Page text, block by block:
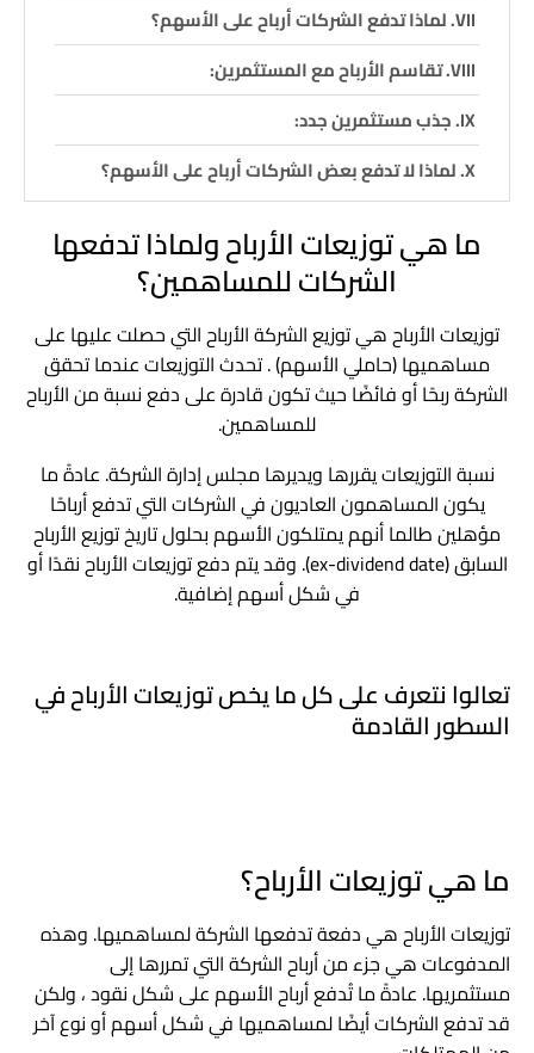
لماذا تدفع الشركات أرباح على الأسهم؟
تقاسم الأرباح مع المستثمرين:
جذب مستثمرين جدد:
لماذا لا تدفع بعض الشركات أرباح على الأسهم؟
تعيد استثمارها في الشركة. وفي النهاية ، يمكن أن تساعد
عمليات إعادة الاستثمار هذه الشركة على النمو ، وبالتالي زيادة
تعد نوزيعات الأرباح أقل شيوعًا بين الشركات الناشئة
والشركات النامية الأخرى التي يجب أن تعيد الاستثمار في
الشركة لتنمو. غالبًا ما تُعتبر هذه الأسهم ، المعروفة باسم
أسهم النمو ، بمثابة مقايضة جيدة للمستثمرين لأنهم يتوقعون
قد توقف الشركة مدفوعات الأرباح مؤقتًا – أو تلغيها
تمامًا – بسبب الضائقة المالية.
ما هي توزيعات الأرباح ولماذا تدفعها
الشركات للمساهمين؟
توزيعات الأرباح هي توزيع الشركة الأرباح التي حصلت عليها على
مساهميها (حاملي الأسهم) . تحدث التوزيعات عندما تحقق
الشركة ربحًا أو فائضًا حيث تكون قادرة على دفع نسبة من الأرباح
للمساهمين.
نسبة التوزيعات يقررها ويديرها مجلس إدارة الشركة. عادةً ما
يكون المساهمون العاديون في الشركات التي تدفع أرباحًا
مؤهلين طالما أنهم يمتلكون الأسهم بحلول تاريخ توزيع الأرباح
السابق (ex-dividend date). وقد يتم دفع توزيعات الأرباح نقدًا أو
في شكل أسهم إضافية.
تعالوا نتعرف على كل ما يخص توزيعات الأرباح في
السطور القادمة
ما هي توزيعات الأرباح؟
توزيعات الأرباح هي دفعة تدفعها الشركة لمساهميها. وهذه
المدفوعات هي جزء من أرباح الشركة التي تمررها إلى
مستثمريها. عادةً ما تُدفع أرباح الأسهم على شكل نقود ، ولكن
قد تدفع الشركات أيضًا لمساهميها في شكل أسهم أو نوع آخر